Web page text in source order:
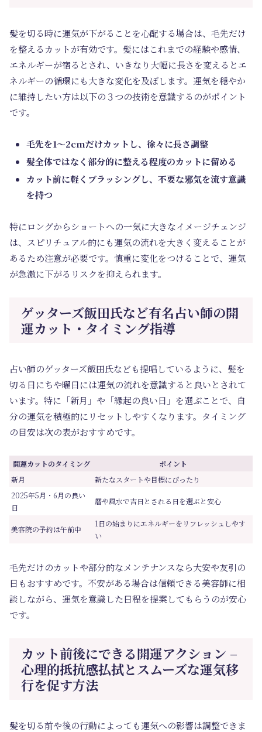
髪を切る時に運気が下がることを心配する場合は、毛先だけ
を整えるカットが有効です。髪にはこれまでの経験や感情、
エネルギーが宿るとされ、いきなり大幅に長さを変えるとエ
ネルギーの循環にも大きな変化を及ぼします。運気を穏やか
に維持したい方は以下の３つの技術を意識するのがポイント
です。
毛先を1～2cmだけカットし、徐々に長さ調整
髪全体ではなく部分的に整える程度のカットに留める
カット前に軽くブラッシングし、不要な邪気を流す意識
を持つ
特にロングからショートへの一気に大きなイメージチェンジ
は、スピリチュアル的にも運気の流れを大きく変えることが
あるため注意が必要です。慎重に変化をつけることで、運気
が急激に下がるリスクを抑えられます。
ゲッターズ飯田氏など有名占い師の開
運カット・タイミング指導
占い師のゲッターズ飯田氏なども提唱しているように、髪を
切る日にちや曜日には運気の流れを意識すると良いとされて
います。特に「新月」や「縁起の良い日」を選ぶことで、自
分の運気を積極的にリセットしやすくなります。タイミング
の目安は次の表がおすすめです。
開運カットのタイミング
ポイント
新月
新たなスタートや目標にぴったり
2025年5月・6月の良い
日
暦や風水で吉日とされる日を選ぶと安心
美容院の予約は午前中
1日の始まりにエネルギーをリフレッシュしやす
い
毛先だけのカットや部分的なメンテナンスなら大安や友引の
日もおすすめです。不安がある場合は信頼できる美容師に相
談しながら、運気を意識した日程を提案してもらうのが安心
です。
カット前後にできる開運アクション –
心理的抵抗感払拭とスムーズな運気移
行を促す方法
髪を切る前や後の行動によっても運気への影響は調整できま